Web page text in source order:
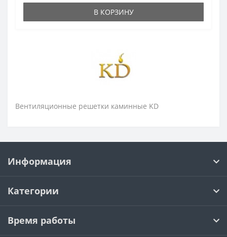
В КОРЗИНУ
Вентиляционные решетки каминные KD
Информация
Категории
Время работы